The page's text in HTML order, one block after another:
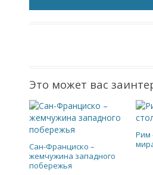
Это может вас
Сан-Франциско –
жемчужина западного
побережья
Рим